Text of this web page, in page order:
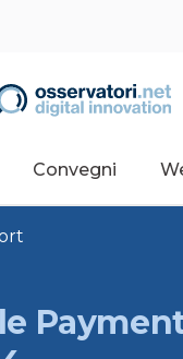
Convegni